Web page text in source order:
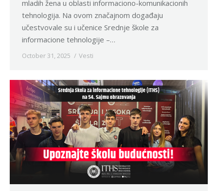
mladih žena u oblasti informaciono-komunikacionih
tehnologija. Na ovom značajnom događaju
učestvovale su i učenice Srednje škole za
informacione tehnologije –…
October 31, 2025 Vesti